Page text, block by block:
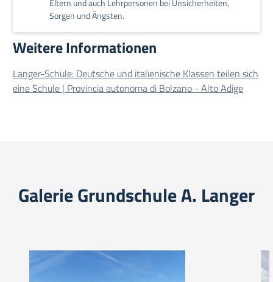
Eltern und auch Lehrpersonen bei Unsicherheiten,
Sorgen und Ängsten.
Weitere Informationen
Langer-Schule: Deutsche und italienische Klassen teilen sich
eine Schule | Provincia autonoma di Bolzano - Alto Adige
Galerie Grundschule A. Langer